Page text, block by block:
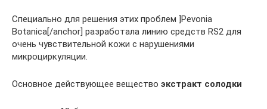
Специально для решения этих проблем ]Pevonia
Botanica[/anchor] разработала линию средств RS2 для
очень чувствительной кожи с нарушениями
микроциркуляции.
Основное действующее вещество экстракт солодки